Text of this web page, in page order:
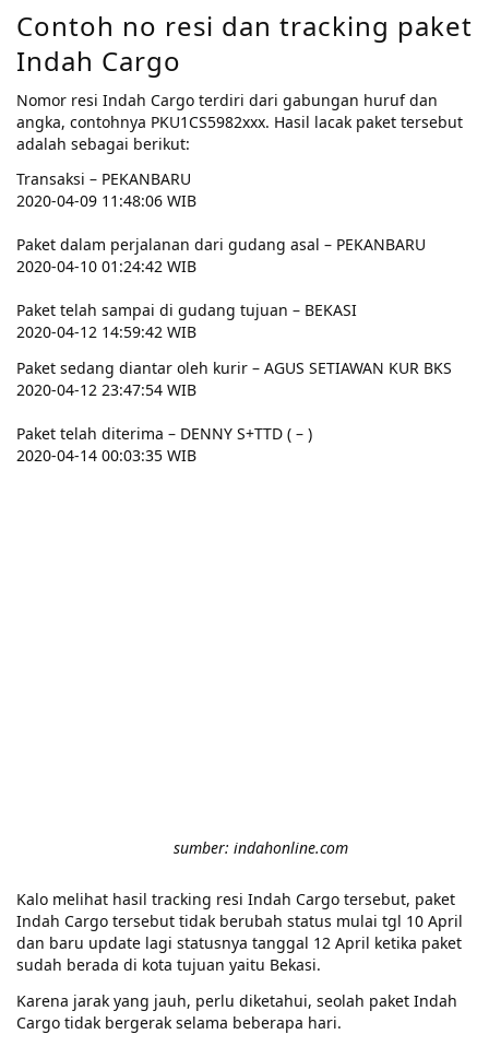
Contoh no resi dan tracking paket
Indah Cargo
Nomor resi Indah Cargo terdiri dari gabungan huruf dan
angka, contohnya PKU1CS5982xxx. Hasil lacak paket tersebut
adalah sebagai berikut:
Transaksi – PEKANBARU
2020-04-09 11:48:06 WIB
Paket dalam perjalanan dari gudang asal – PEKANBARU
2020-04-10 01:24:42 WIB
Paket telah sampai di gudang tujuan – BEKASI
2020-04-12 14:59:42 WIB
Paket sedang diantar oleh kurir – AGUS SETIAWAN KUR BKS
2020-04-12 23:47:54 WIB
Paket telah diterima – DENNY S+TTD ( – )
2020-04-14 00:03:35 WIB
sumber: indahonline.com
Kalo melihat hasil tracking resi Indah Cargo tersebut, paket
Indah Cargo tersebut tidak berubah status mulai tgl 10 April
dan baru update lagi statusnya tanggal 12 April ketika paket
sudah berada di kota tujuan yaitu Bekasi.
Karena jarak yang jauh, perlu diketahui, seolah paket Indah
Cargo tidak bergerak selama beberapa hari.